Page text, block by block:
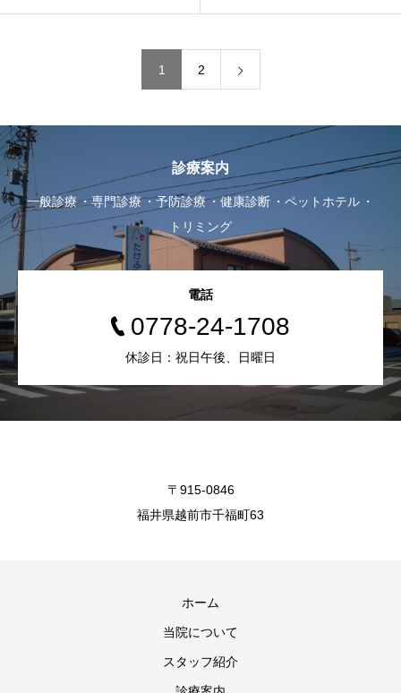
1 2
診療案内
一般診療 専門診療 予防診療 健康診断
ペットホテル
トリミング
電話
0778-24-1708
休診日：祝日午後、日曜日
〒915-0846
福井県越前市千福町63
ホーム
当院について
スタッフ紹介